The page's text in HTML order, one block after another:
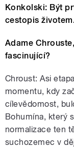
Konkolski: Být
cestopis
Adame
fascinující?
Chroust: Asi
momentu, kdy
cílevědomost,
Bohumína, který
normalizace ten
suchozemec v